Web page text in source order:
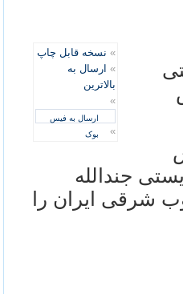
» نسخه قابل چاپ
» ارسال به
بالاترین
»
ارسال به فیس
بوک
»
جندالله
شرقی ايران را